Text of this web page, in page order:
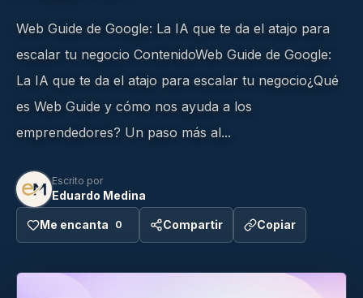
Web Guide de Google: La IA que te da el atajo para
escalar tu negocio ContenidoWeb Guide de Google:
La IA que te da el atajo para escalar tu negocio¿Qué
es Web Guide y cómo nos ayuda a los
emprendedores? Un paso más al...
Escrito por
Eduardo Medina
Me encanta 0 Compartir Copiar